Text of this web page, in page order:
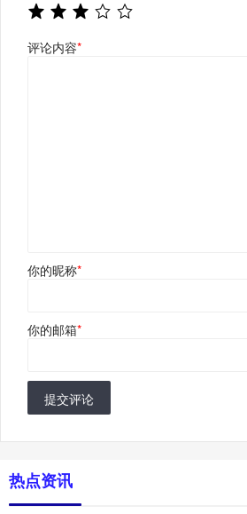
评论内容*
你的昵称*
你的邮箱*
提交评论
热点资讯